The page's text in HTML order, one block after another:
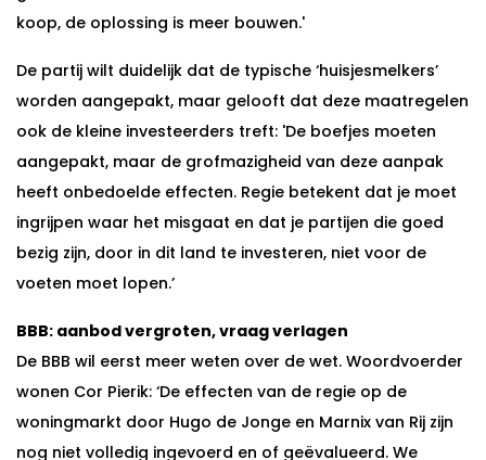
koop, de oplossing is meer bouwen.'
De partij wilt duidelijk dat de typische ‘huisjesmelkers’
worden aangepakt, maar gelooft dat deze maatregelen
ook de kleine investeerders treft: 'De boefjes moeten
aangepakt, maar de grofmazigheid van deze aanpak
heeft onbedoelde effecten. Regie betekent dat je moet
ingrijpen waar het misgaat en dat je partijen die goed
bezig zijn, door in dit land te investeren, niet voor de
voeten moet lopen.’
BBB: aanbod vergroten, vraag verlagen
De BBB wil eerst meer weten over de wet. Woordvoerder
wonen Cor Pierik: ‘De effecten van de regie op de
woningmarkt door Hugo de Jonge en Marnix van Rij zijn
nog niet volledig ingevoerd en of geëvalueerd. We